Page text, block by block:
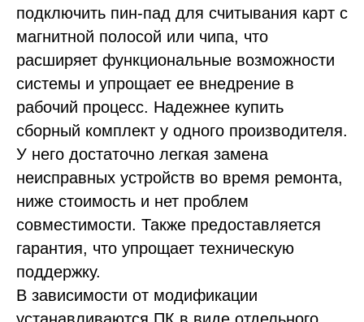
подключить пин-пад для считывания карт с
магнитной полосой или чипа, что
расширяет функциональные возможности
системы и упрощает ее внедрение в
рабочий процесс. Надежнее купить
сборный комплект у одного производителя.
У него достаточно легкая замена
неисправных устройств во время ремонта,
ниже стоимость и нет проблем
совместимости. Также предоставляется
гарантия, что упрощает техническую
поддержку.
В зависимости от модификации